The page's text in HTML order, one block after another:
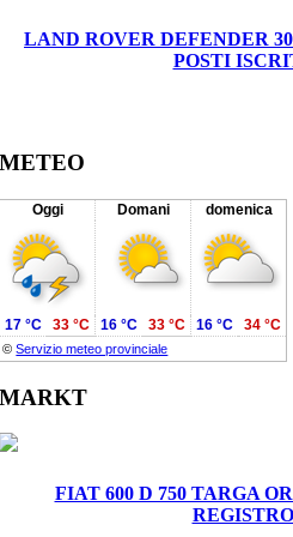
LAND ROVER DEFENDER
POSTI
METEO
Oggi Domani domenica
©Servizio meteo provinciale
17 °C 33 °C 16 °C 33 °C 16 °C 34 °C
MARKT
FIAT 600 D 750 TARGA